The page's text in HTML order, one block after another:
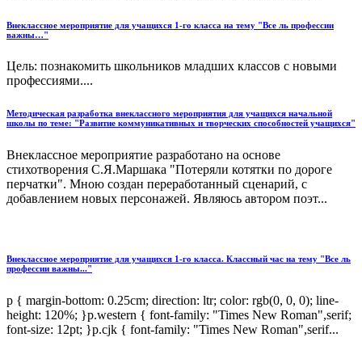
Внеклассное мероприятие для учащихся 1-го класса на тему "Все ль профессии
важны…"
Цель: познакомить школьников младших классов с новыми
профессиями....
Методическая разработка внеклассного мероприятия для учащихся начальной
школы по теме: "Развитие коммуникативных и творческих способностей учащихся"
Внеклассное мероприятие разработано на основе
стихотворения С.Я.Маршака "Потеряли котятки по дороге
перчатки". Мною создан переработанный сценарий, с
добавлением новых персонажей. Являюсь автором поэт...
Внеклассное мероприятие для учащихся 1-го класса. Классный час на тему "Все ль
профессии важны..."
p { margin-bottom: 0.25cm; direction: ltr; color: rgb(0, 0, 0); line-
height: 120%; }p.western { font-family: "Times New Roman",serif;
font-size: 12pt; }p.cjk { font-family: "Times New Roman",serif...